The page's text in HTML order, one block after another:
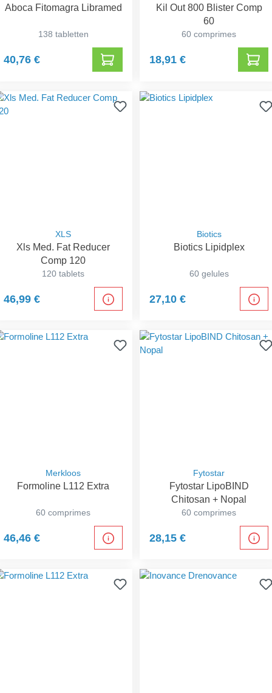
Aboca Fitomagra Libramed
138 tabletten
40,76 €
Kil Out 800 Blister Comp
60
60 comprimes
18,91 €
XLS
Xls Med. Fat Reducer
Comp 120
120 tablets
46,99 €
Biotics
Biotics Lipidplex
60 gelules
27,10 €
Merkloos
Formoline L112 Extra
60 comprimes
46,46 €
Fytostar
Fytostar LipoBIND
Chitosan + Nopal
60 comprimes
28,15 €